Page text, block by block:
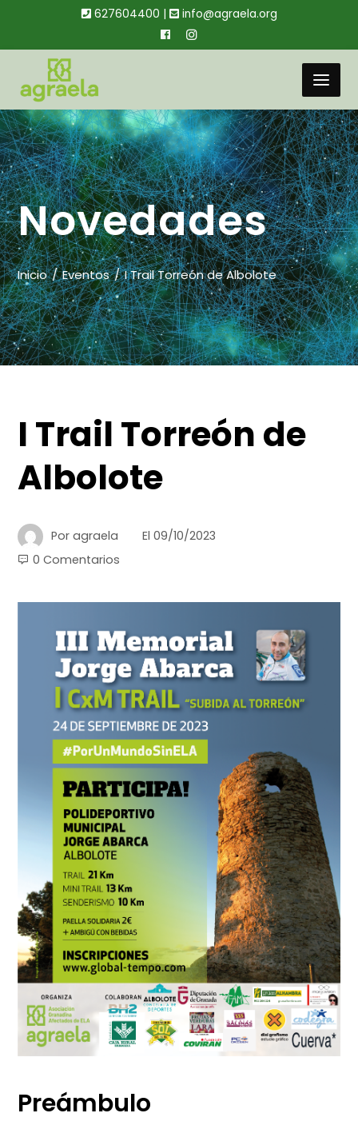
627604400 | info@agraela.org
Novedades
Inicio Eventos I Trail Torreón de Albolote
I Trail Torreón de
Albolote
Poragraela El09/10/2023
0 Comentarios
Preámbulo